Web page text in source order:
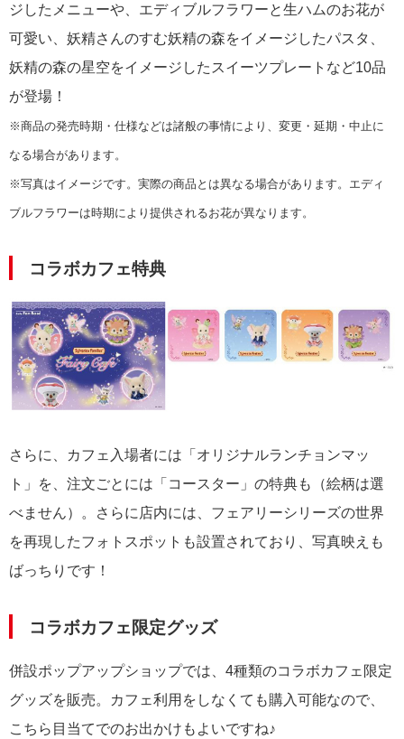
ジしたメニューや、エディブルフラワーと生ハムのお花が
可愛い、妖精さんのすむ妖精の森をイメージしたパスタ、
妖精の森の星空をイメージしたスイーツプレートなど10品
が登場！
※商品の発売時期・仕様などは諸般の事情により、変更・延期・中止に
なる場合があります。
※写真はイメージです。実際の商品とは異なる場合があります。エディ
ブルフラワーは時期により提供されるお花が異なります。
コラボカフェ特典
さらに、カフェ入場者には「オリジナルランチョンマッ
ト」を、注文ごとには「コースター」の特典も（絵柄は選
べません）。さらに店内には、フェアリーシリーズの世界
を再現したフォトスポットも設置されており、写真映えも
ばっちりです！
コラボカフェ限定グッズ
併設ポップアップショップでは、4種類のコラボカフェ限定
グッズを販売。カフェ利用をしなくても購入可能なので、
こちら目当てでのお出かけもよいですね♪